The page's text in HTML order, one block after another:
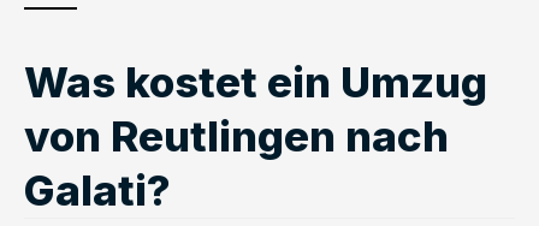
Was kostet ein Umzug
von Reutlingen nach
Galati?